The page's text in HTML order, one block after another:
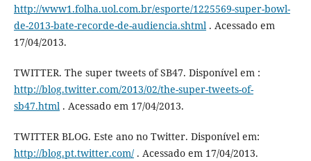
http://www1.folha.uol.com.br/esporte/1225569-super-bowl-
de-2013-bate-recorde-de-audiencia.shtml. Acessado em
17/04/2013.
TWITTER. The super tweets of SB47. Disponível em :
http://blog.twitter.com/2013/02/the-super-tweets-of-
sb47.html. Acessado em 17/04/2013.
TWITTER BLOG. Este ano no Twitter. Disponível em:
http://blog.pt.twitter.com/. Acessado em 17/04/2013.